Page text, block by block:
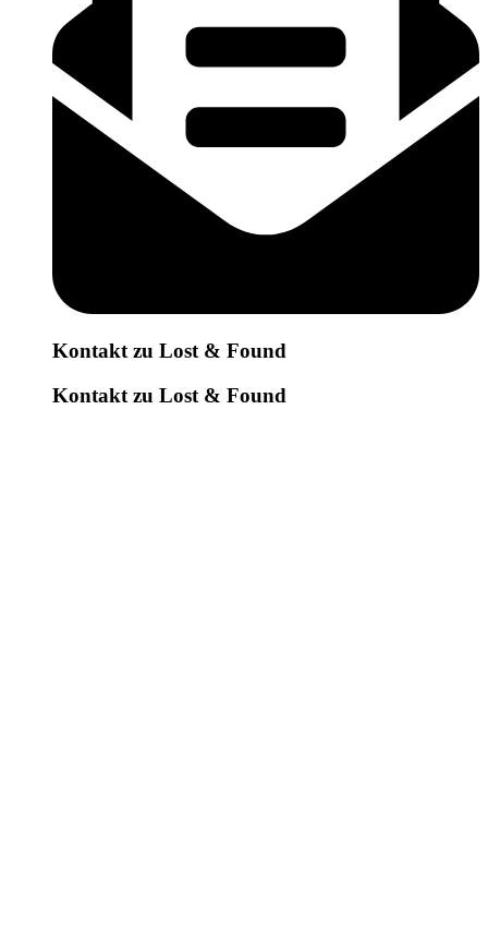
Kontakt zu Lost & Found
Kontakt zu Lost & Found